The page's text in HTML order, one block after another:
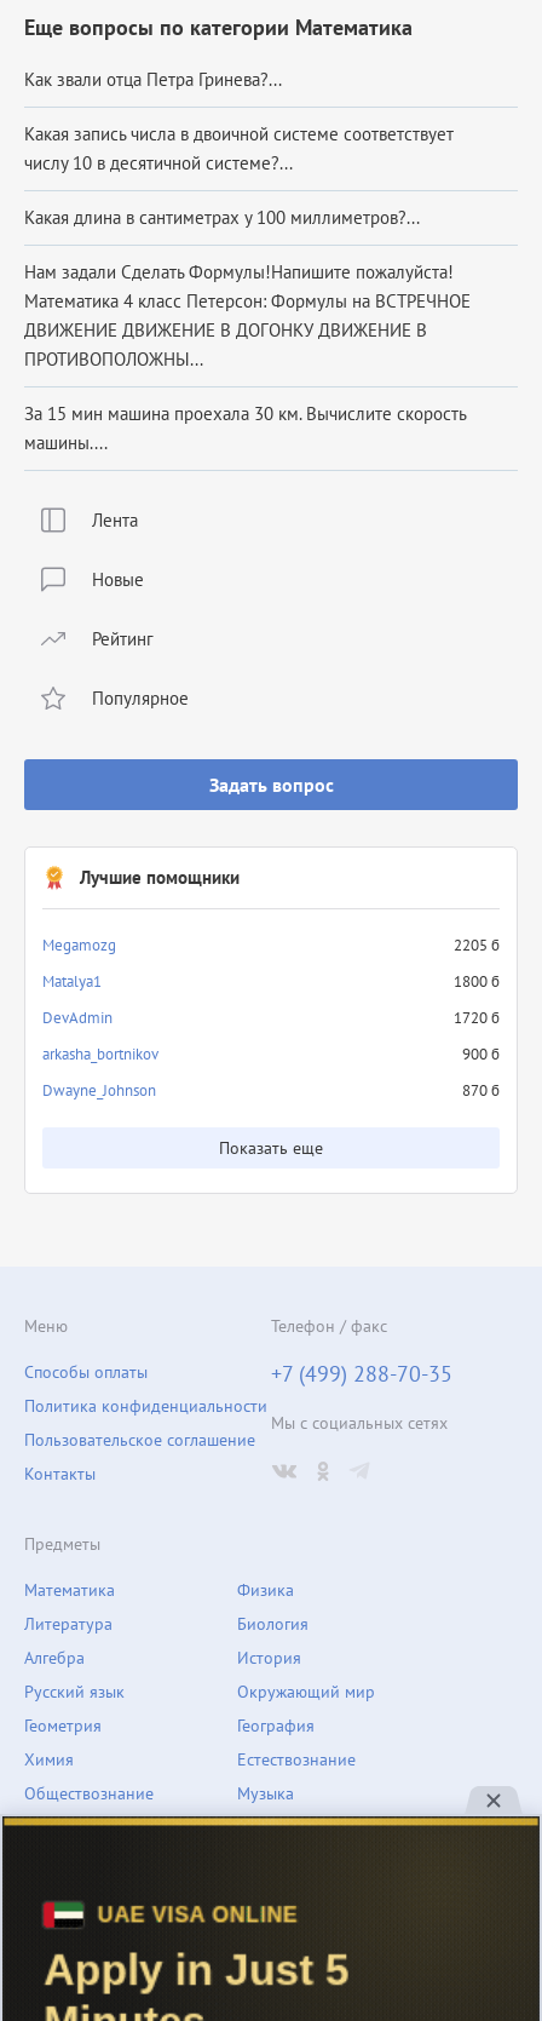
Лента
Новые
Рейтинг
Популярное
Задать вопрос
Лучшие помощники
Megamozg
2205 б
Matalya1
1800 б
DevAdmin
1720 б
arkasha_bortnikov
900 б
Dwayne_Johnson
870 б
Показать еще
Еще вопросы по категории Математика
Как звали отца Петра Гринева?...
Какая запись числа в двоичной системе соответствует
числу 10 в десятичной системе?...
Какая длина в сантиметрах у 100 миллиметров?...
Нам задали Сделать Формулы!Напишите пожалуйста!
Математика 4 класс Петерсон: Формулы на ВСТРЕЧНОЕ
ДВИЖЕНИЕ ДВИЖЕНИЕ В ДОГОНКУ ДВИЖЕНИЕ В
ПРОТИВОПОЛОЖНЫ...
За 15 мин машина проехала 30 км. Вычислите скорость
машины....
Предметы
Математика
Литература
Алгебра
Русский язык
Геометрия
Химия
Физика
Биология
История
Окружающий мир
География
Естествознание
Обществознание
Английский язык
Информатика
Человек и мир
Музыка
ОБЖ
Меню
Способы оплаты
Политика конфиденциальности
Пользовательское соглашение
Контакты
Телефон / факс
+7 (499) 288-70-35
Мы с социальных сетях